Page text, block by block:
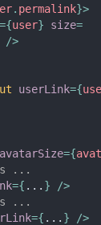
. permalink}>
={user} size=
/>
userLink={
avatarSize={
...
={ ... }
/>
...
={ ... }
/>